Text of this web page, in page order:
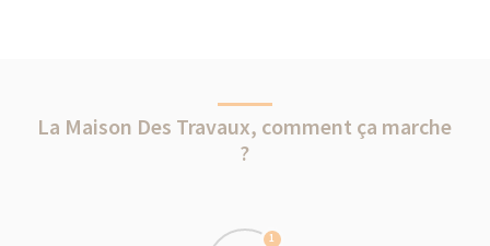
La Maison Des Travaux, comment ça marche
?
1